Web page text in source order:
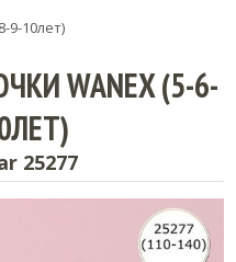
9-10лет)
WANEX (5-6-
25277